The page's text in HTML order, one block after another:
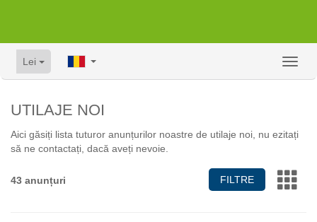
Lei
UTILAJE NOI
Aici găsiți lista tuturor anunțurilor noastre de utilaje noi, nu ezitați
să ne contactați, dacă aveți nevoie.
43 anunțuri FILTRE